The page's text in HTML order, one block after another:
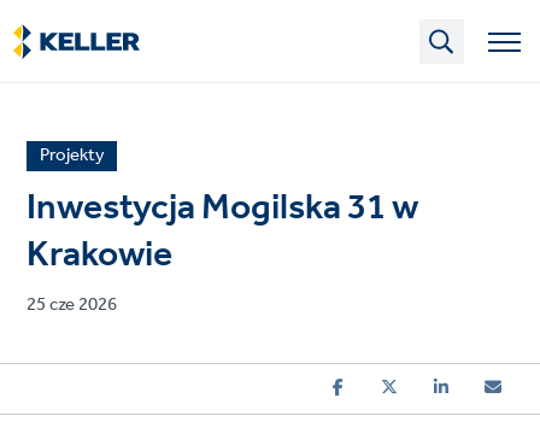
Skip
to
main
News
article
category
Projekty
Inwestycja Mogilska 31 w
Krakowie
Published
25 cze 2026